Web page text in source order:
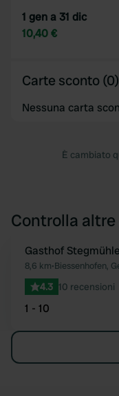
1 gen a 31 dic
10,40 €
Carte sconto (0)
Nessuna carta
È cambiato
Controlla
Gasthof Stegmühle
8,6 km•Biessenhofen,
4.3 10 recensioni
1 - 10